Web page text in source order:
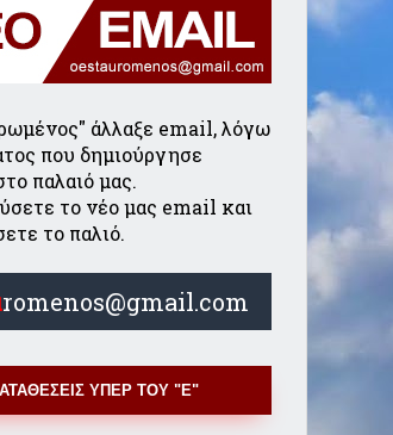
άλλαξε email, λόγω
που δημιούργησε
παλαιό μας.
το νέο μας email και
το παλιό.
romenos@gmail.com
ΥΠΕΡ ΤΟΥ "Ε"